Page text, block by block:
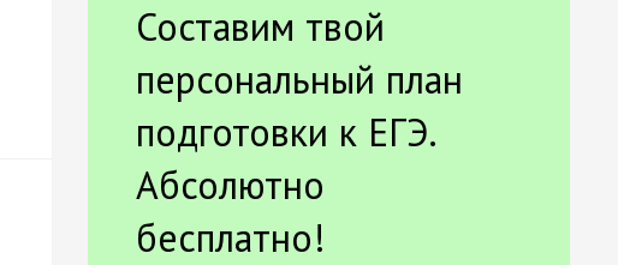
Составим твой
персональный план
подготовки к ЕГЭ.
Абсолютно
бесплатно!